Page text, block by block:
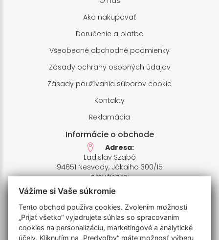
Ako nakupovať
Doručenie a platba
Všeobecné obchodné podmienky
Zásady ochrany osobných údajov
Zásady používania súborov cookie
Kontakty
Reklamácia
Informácie o obchode
Adresa:
Ladislav Szabó
94651 Nesvady, Jókaiho 300/15
prevádzka:
94651 Nesvady,Farské pole 1
IČO: 33658412,
IČ DPH: SK1020426935
Bankový účet:
SK7811110000006770201009
IBAN: UNCRSKBX
Vážíme si Vaše súkromie
Tento obchod používa cookies. Zvolením možnosti
„Prijať všetko“ vyjadrujete súhlas so spracovaním
cookies na personalizáciu, marketingové a analytické
účely. Kliknutím na „Predvoľby“ máte možnosť výberu